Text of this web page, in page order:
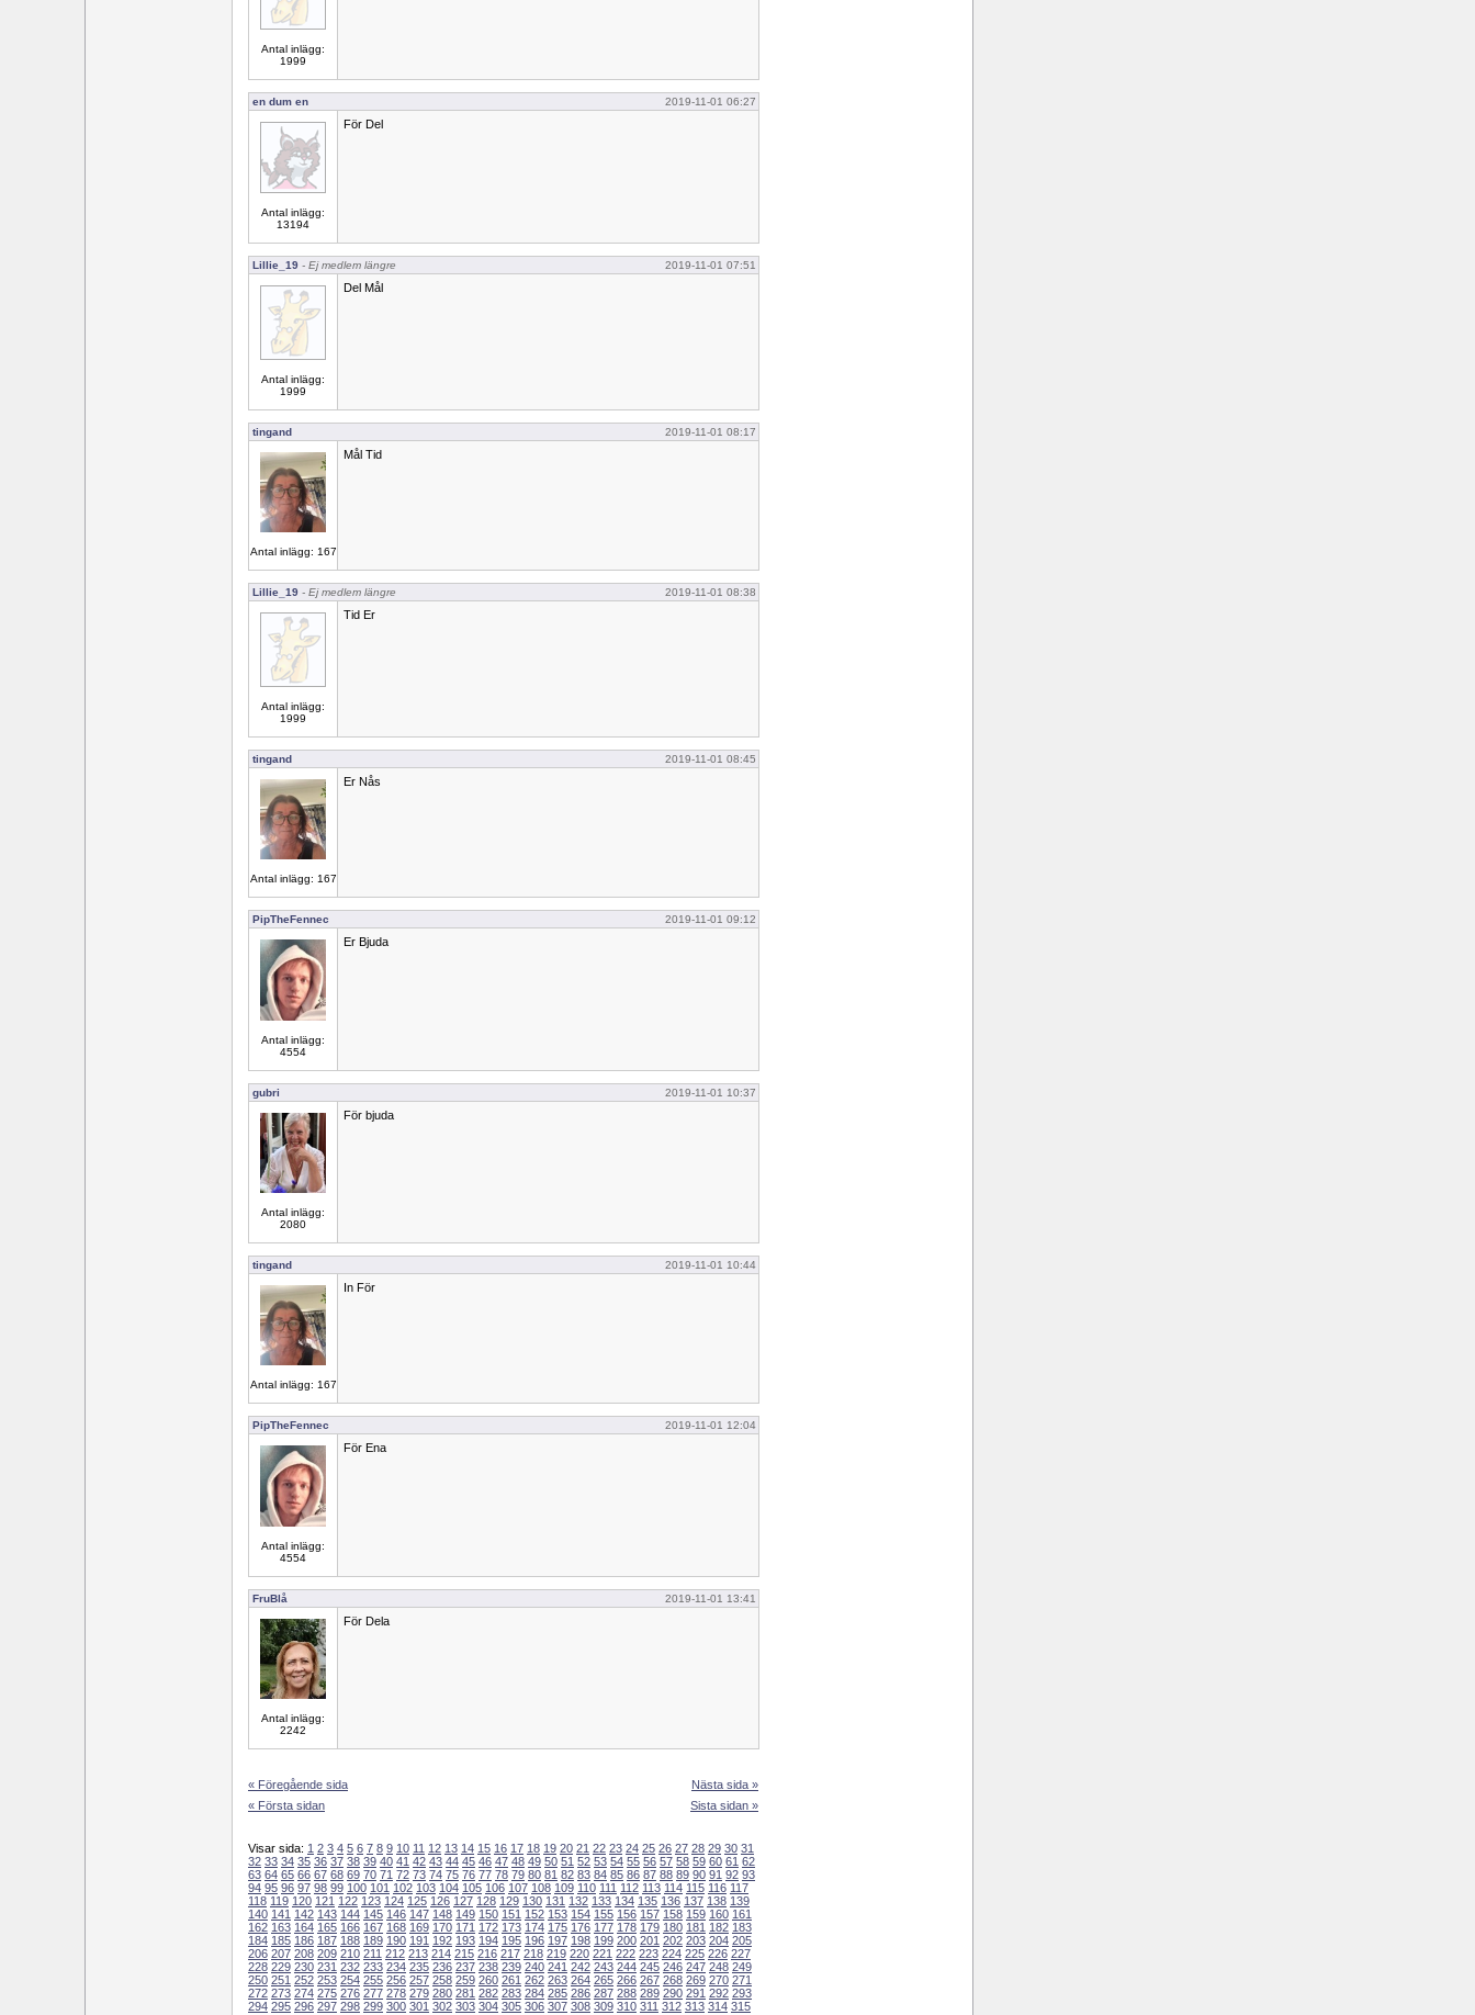
Antal inlägg:
1999
en dum en 2019-11-01 06:27
Antal inlägg:
13194
För Del
Lillie_19 - Ej medlem längre 2019-11-01 07:51
Antal inlägg:
1999
Del Mål
tingand 2019-11-01 08:17
Antal inlägg: 167
Mål Tid
Lillie_19 - Ej medlem längre 2019-11-01 08:38
Antal inlägg:
1999
Tid Er
tingand 2019-11-01 08:45
Antal inlägg: 167
Er Nås
PipTheFennec 2019-11-01 09:12
Antal inlägg:
4554
Er Bjuda
gubri 2019-11-01 10:37
Antal inlägg:
2080
För bjuda
tingand 2019-11-01 10:44
Antal inlägg: 167
In För
PipTheFennec 2019-11-01 12:04
Antal inlägg:
4554
För Ena
FruBlå 2019-11-01 13:41
Antal inlägg:
2242
För Dela
« Föregående sida
« Första sidan
Nästa sida »
Sista sidan »
Visar sida: 1 2 3 4 5 6 7 8 9 10 11 12 13 14 15 16 17 18 19 20 21 22 23 24 25 26 27 28 29 30 31
32 33 34 35 36 37 38 39 40 41 42 43 44 45 46 47 48 49 50 51 52 53 54 55 56 57 58 59 60 61 62
63 64 65 66 67 68 69 70 71 72 73 74 75 76 77 78 79 80 81 82 83 84 85 86 87 88 89 90 91 92 93
94 95 96 97 98 99 100 101 102 103 104 105 106 107 108 109 110 111 112 113 114 115 116 117
118 119 120 121 122 123 124 125 126 127 128 129 130 131 132 133 134 135 136 137 138 139
140 141 142 143 144 145 146 147 148 149 150 151 152 153 154 155 156 157 158 159 160 161
162 163 164 165 166 167 168 169 170 171 172 173 174 175 176 177 178 179 180 181 182 183
184 185 186 187 188 189 190 191 192 193 194 195 196 197 198 199 200 201 202 203 204 205
206 207 208 209 210 211 212 213 214 215 216 217 218 219 220 221 222 223 224 225 226 227
228 229 230 231 232 233 234 235 236 237 238 239 240 241 242 243 244 245 246 247 248 249
250 251 252 253 254 255 256 257 258 259 260 261 262 263 264 265 266 267 268 269 270 271
272 273 274 275 276 277 278 279 280 281 282 283 284 285 286 287 288 289 290 291 292 293
294 295 296 297 298 299 300 301 302 303 304 305 306 307 308 309 310 311 312 313 314 315